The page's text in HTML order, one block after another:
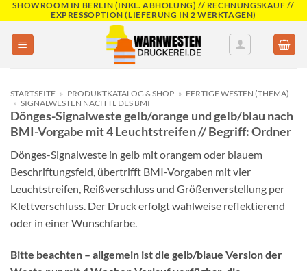
Skip
to
content
SHOWROOM IN BERLIN (INKL. ABHOLUNG) // RECHNUNGSKAUF //
EXPRESSOPTION (LIEFERUNG IN 2 WERKTAGEN)
STARTSEITE » PRODUKTKATALOG & SHOP » FERTIGE WESTEN (THEMA)
» SIGNALWESTEN NACH TL DES BMI
Dönges-Signalweste gelb/orange und gelb/blau nach
BMI-Vorgabe mit 4 Leuchtstreifen // Begriff: Ordner
Dönges-Signalweste in gelb mit orangem oder blauem
Beschriftungsfeld, übertrifft BMI-Vorgaben mit vier
Leuchtstreifen, Reißverschluss und Größenverstellung per
Klettverschluss. Der Druck erfolgt wahlweise reflektierend
oder in einer Wunschfarbe.
Bitte beachten – allgemein ist die gelb/blaue Version der